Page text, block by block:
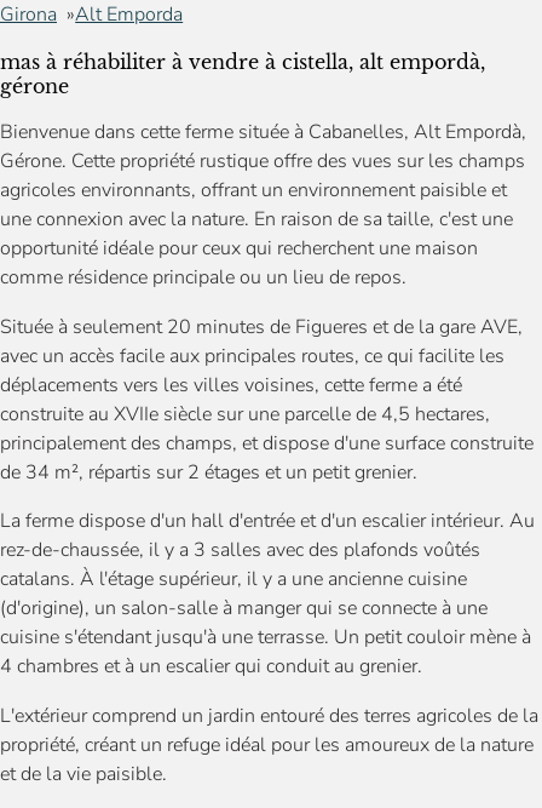
Girona Alt Emporda
mas à réhabiliter à vendre à cistella, alt empordà,
gérone
Bienvenue dans cette ferme située à Cabanelles, Alt Empordà,
Gérone. Cette propriété rustique offre des vues sur les champs
agricoles environnants, offrant un environnement paisible et
une connexion avec la nature. En raison de sa taille, c'est une
opportunité idéale pour ceux qui recherchent une maison
comme résidence principale ou un lieu de repos.
Située à seulement 20 minutes de Figueres et de la gare AVE,
avec un accès facile aux principales routes, ce qui facilite les
déplacements vers les villes voisines, cette ferme a été
construite au XVIIe siècle sur une parcelle de 4,5 hectares,
principalement des champs, et dispose d'une surface construite
de 34 m², répartis sur 2 étages et un petit grenier.
La ferme dispose d'un hall d'entrée et d'un escalier intérieur. Au
rez-de-chaussée, il y a 3 salles avec des plafonds voûtés
catalans. À l'étage supérieur, il y a une ancienne cuisine
(d'origine), un salon-salle à manger qui se connecte à une
cuisine s'étendant jusqu'à une terrasse. Un petit couloir mène à
4 chambres et à un escalier qui conduit au grenier.
L'extérieur comprend un jardin entouré des terres agricoles de la
propriété, créant un refuge idéal pour les amoureux de la nature
et de la vie paisible.